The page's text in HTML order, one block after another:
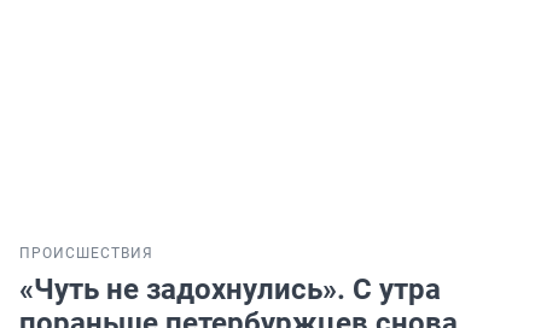
ПРОИСШЕСТВИЯ
«Чуть не задохнулись». С утра